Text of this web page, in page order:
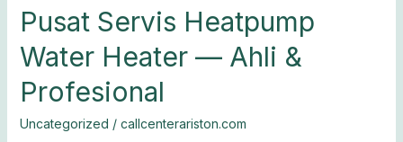
Pusat Servis Heatpump
Water Heater — Ahli &
Profesional
Uncategorized / callcenterariston.com
Pusat
Servis
Heatpump
Heater
&